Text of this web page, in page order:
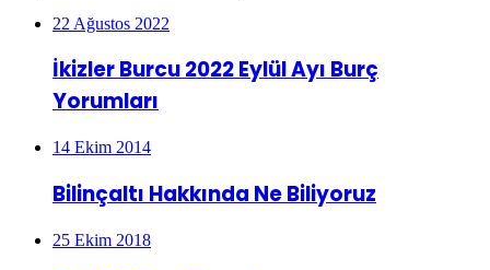
22 Ağustos 2022
İkizler Burcu 2022 Eylül Ayı Burç
Yorumları
14 Ekim 2014
Bilinçaltı Hakkında Ne Biliyoruz
25 Ekim 2018